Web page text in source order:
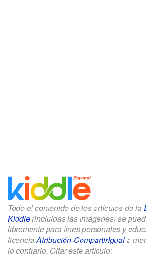
Todo el contenido de los artículos de la
Kiddle (incluidas las imágenes) se
libremente para fines personales y
licenciaAtribución-CompartirIguala
lo contrario. Citar este artículo: